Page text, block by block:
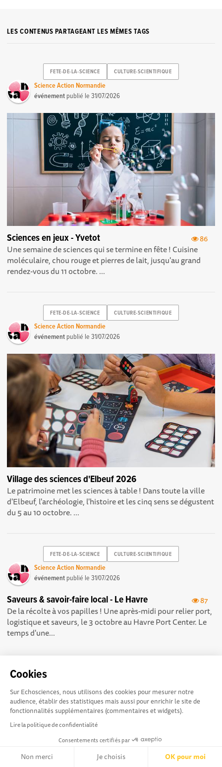
Cookies
Sur Echosciences, nous utilisons des cookies pour mesurer notre
audience, établir des statistiques mais aussi pour enrichir le site de
fonctionnalités supplémentaires (commentaires et widgets).
Lire la politique de confidentialité
Consentements certifiés par
Non merci Je choisis OK pour moi
LES CONTENUS PARTAGEANT LES MÊMES TAGS
FETE-DE-LA-SCIENCE CULTURE-SCIENTIFIQUE
Science Action Normandie
événement publié le31/07/2026
86
Sciences en jeux - Yvetot
Une semaine de sciences qui se termine en fête ! Cuisine
moléculaire, chou rouge et pierres de lait, jusqu'au grand
rendez-vous du 11 octobre. ...
FETE-DE-LA-SCIENCE CULTURE-SCIENTIFIQUE
Science Action Normandie
événement publié le31/07/2026
Village des sciences d'Elbeuf 2026
Le patrimoine met les sciences à table ! Dans toute la ville
d'Elbeuf, l'archéologie, l'histoire et les cinq sens se dégustent
du 5 au 10 octobre. ...
FETE-DE-LA-SCIENCE CULTURE-SCIENTIFIQUE
Science Action Normandie
événement publié le31/07/2026
87
Saveurs & savoir-faire local - Le Havre
De la récolte à vos papilles ! Une après-midi pour relier port,
logistique et saveurs, le 3 octobre au Havre Port Center. Le
temps d'une...
Conditions Générales d'utilisation
Echosciences Sud
Provence-Alpes-Côte
d'Azur est à l'initiative de la Région Sud et de la Délégation
régionale académique pour la Recherche et l'Innovation
Provence-Alpes-Côte d'Azur. La plateforme est mise en
oeuvre pour vous par
Gulliver